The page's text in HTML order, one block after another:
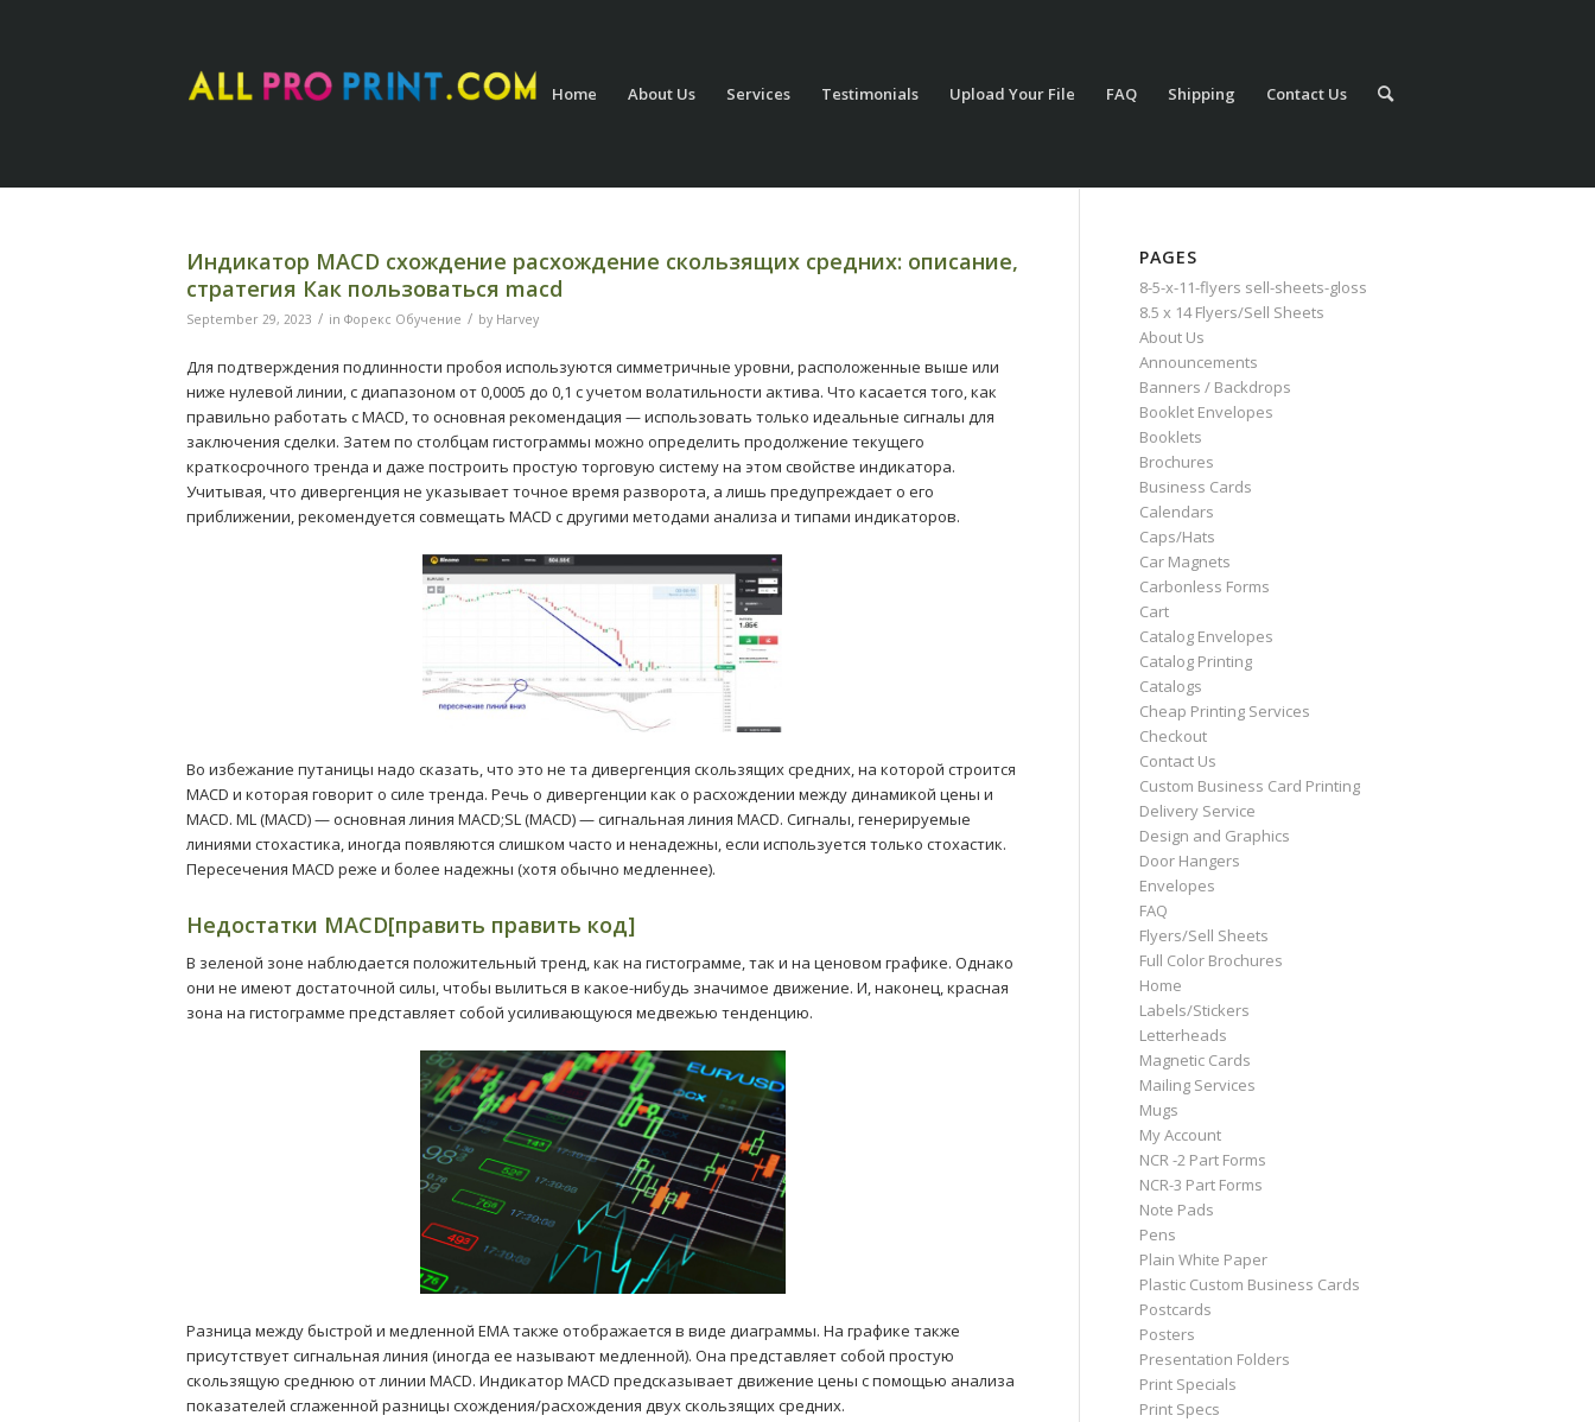
Home About Us Services Testimonials Upload Your File FAQ Shipping Contact Us
Индикатор MACD схождение расхождение скользящих средних: описание,
стратегия Как пользоваться macd
September 29, 2023 / in Форекс Обучение / by Harvey
Для подтверждения подлинности пробоя используются симметричные уровни, расположенные выше или
ниже нулевой линии, с диапазоном от 0,0005 до 0,1 с учетом волатильности актива. Что касается того, как
правильно работать с MACD, то основная рекомендация — использовать только идеальные сигналы для
заключения сделки. Затем по столбцам гистограммы можно определить продолжение текущего
краткосрочного тренда и даже построить простую торговую систему на этом свойстве индикатора.
Учитывая, что дивергенция не указывает точное время разворота, а лишь предупреждает о его
приближении, рекомендуется совмещать MACD с другими методами анализа и типами индикаторов.
Во избежание путаницы надо сказать, что это не та дивергенция скользящих средних, на которой строится
MACD и которая говорит о силе тренда. Речь о дивергенции как о расхождении между динамикой цены и
MACD. ML (MACD) — основная линия MACD;SL (MACD) — сигнальная линия MACD. Сигналы, генерируемые
линиями стохастика, иногда появляются слишком часто и ненадежны, если используется только стохастик.
Пересечения MACD реже и более надежны (хотя обычно медленнее).
Недостатки MACD[править править код]
В зеленой зоне наблюдается положительный тренд, как на гистограмме, так и на ценовом графике. Однако
они не имеют достаточной силы, чтобы вылиться в какое-нибудь значимое движение. И, наконец, красная
зона на гистограмме представляет собой усиливающуюся медвежью тенденцию.
Разница между быстрой и медленной EMA также отображается в виде диаграммы. На графике также
присутствует сигнальная линия (иногда ее называют медленной). Она представляет собой простую
скользящую среднюю от линии MACD. Индикатор MACD предсказывает движение цены с помощью анализа
показателей сглаженной разницы схождения/расхождения двух скользящих средних.
PAGES
8-5-x-11-flyers sell-sheets-gloss
8.5 x 14 Flyers/Sell Sheets
About Us
Announcements
Banners / Backdrops
Booklet Envelopes
Booklets
Brochures
Business Cards
Calendars
Caps/Hats
Car Magnets
Carbonless Forms
Cart
Catalog Envelopes
Catalog Printing
Catalogs
Cheap Printing Services
Checkout
Contact Us
Custom Business Card Printing
Delivery Service
Design and Graphics
Door Hangers
Envelopes
FAQ
Flyers/Sell Sheets
Full Color Brochures
Home
Labels/Stickers
Letterheads
Magnetic Cards
Mailing Services
Mugs
My Account
NCR -2 Part Forms
NCR-3 Part Forms
Note Pads
Pens
Plain White Paper
Plastic Custom Business Cards
Postcards
Posters
Presentation Folders
Print Specials
Print Specs